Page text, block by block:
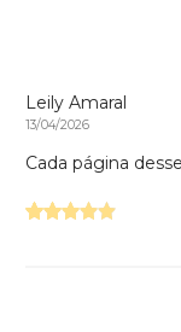
Leily Amaral
13/04/2026
Cada página